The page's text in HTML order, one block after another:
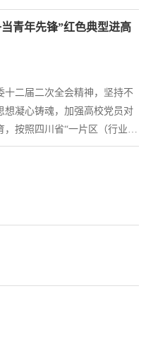
青年先锋”红色典型进高
十二届二次全会精神，坚持不
想凝心铸魂，加强高校党员对
按照四川省“一片区（行业）
委组织部牵头会同省委教育工
”红色典型进高校宣讲活动。
网络收看方式：微信搜索关注